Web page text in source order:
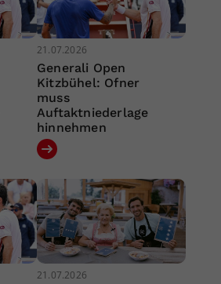
21.07.2026
Generali Open
Kitzbühel: Ofner
muss
Auftaktniederlage
hinnehmen
21.07.2026